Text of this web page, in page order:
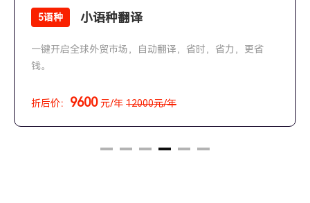
5语种 小语种翻译
一键开启全球外贸市场，自动翻译，省时，省力，更省
钱。
折后价： 9600元/年 12000元/年